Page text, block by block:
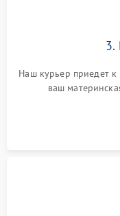
3.
Наш курьер приедет
ваш